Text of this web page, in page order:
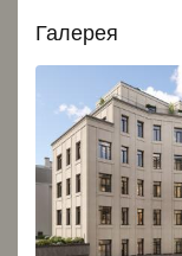
Галерея